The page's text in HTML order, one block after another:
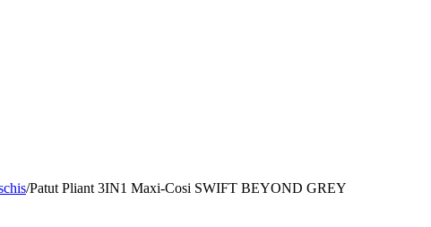
/Patut Pliant 3IN1 Maxi-Cosi SWIFT BEYOND GREY